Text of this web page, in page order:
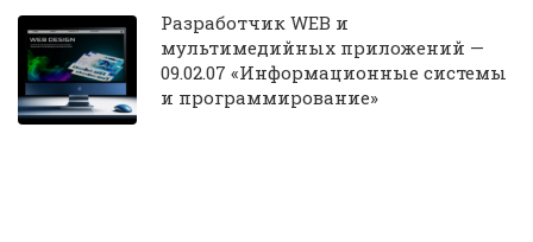
Разработчик WEB и
мультимедийных приложений —
09.02.07 «Информационные системы
и программирование»